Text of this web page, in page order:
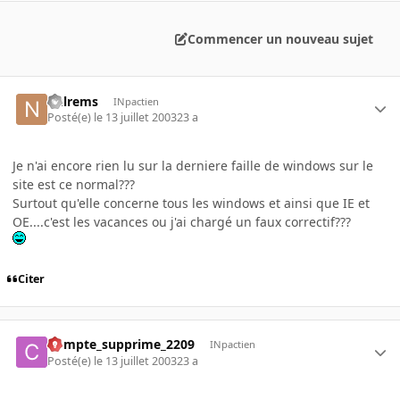
Commencer un nouveau sujet
nulrems INpactien
Posté(e) le 13 juillet 200323 a
Je n'ai encore rien lu sur la derniere faille de windows sur le
site est ce normal???
Surtout qu'elle concerne tous les windows et ainsi que IE et
OE....c'est les vacances ou j'ai chargé un faux correctif???
Citer
Compte_supprime_2209 INpactien
Posté(e) le 13 juillet 200323 a